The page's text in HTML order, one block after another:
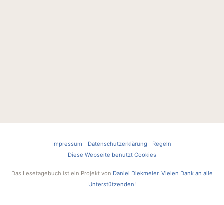
Impressum Datenschutzerklärung
Regeln
Diese Webseite benutzt Cookies
Das Lesetagebuch ist ein Projekt von Daniel Diekmeier. Vielen Dank an alle
Unterstützenden!